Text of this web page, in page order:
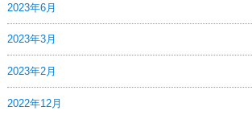
2023年6月
2023年3月
2023年2月
2022年12月